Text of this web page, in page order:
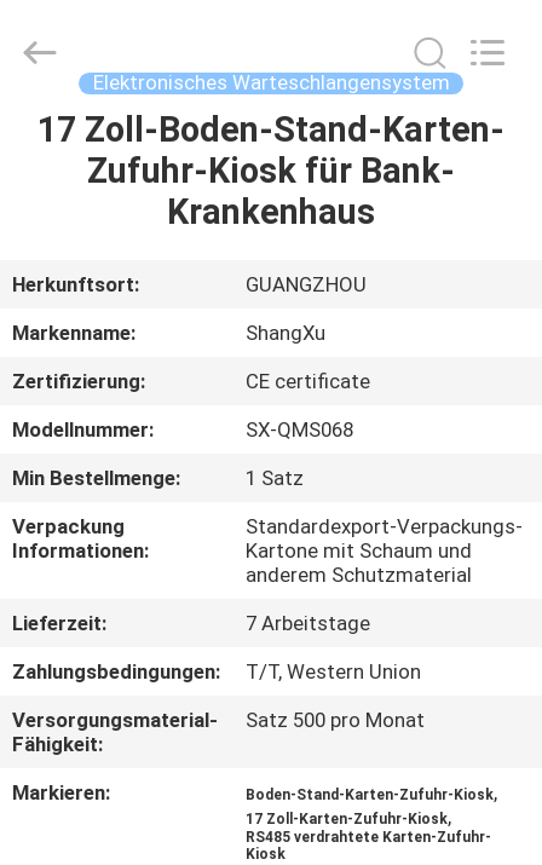
HAUS
PRODUKTE
ÜBER
UNS
FABRIK-
AUSFLUG
QUALITÄTSKONTROLLE
SIE
MIT
UNS
IN
VERBINDUNG
Rights
Reserved.
Elektronisches Warteschlangensystem
17 Zoll-Boden-Stand-Karten-
Zufuhr-Kiosk für Bank-
Krankenhaus
Herkunftsort:
GUANGZHOU
Markenname:
ShangXu
Zertifizierung:
CE certificate
Modellnummer:
SX-QMS068
Min Bestellmenge:
1 Satz
Verpackung
Informationen:
Standardexport-Verpackungs-
Kartone mit Schaum und
anderem Schutzmaterial
Lieferzeit:
7 Arbeitstage
Zahlungsbedingungen:
T/T, Western Union
Versorgungsmaterial-
Fähigkeit:
Satz 500 pro Monat
Markieren: Boden-Stand-Karten-Zufuhr-Kiosk,
17 Zoll-Karten-Zufuhr-Kiosk,
RS485 verdrahtete Karten-Zufuhr-
Kiosk